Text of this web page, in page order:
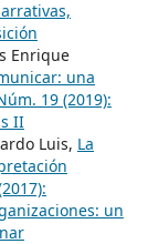
Enrique
una
19 (2019):
II
Luis, La
un